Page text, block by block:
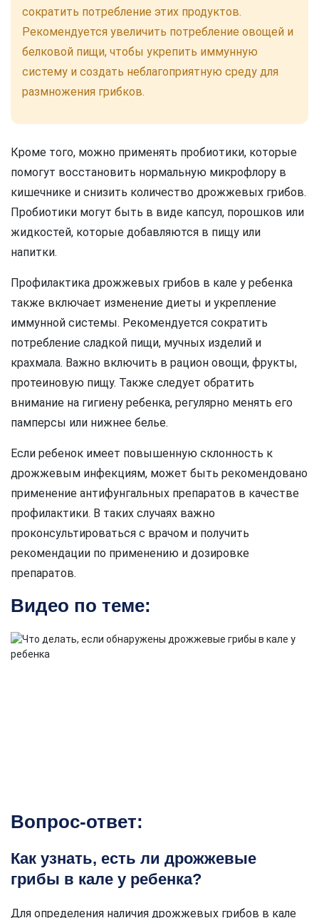
сократить потребление этих продуктов.
Рекомендуется увеличить потребление овощей и
белковой пищи, чтобы укрепить иммунную
систему и создать неблагоприятную среду для
размножения грибков.
Кроме того, можно применять пробиотики, которые
помогут восстановить нормальную микрофлору в
кишечнике и снизить количество дрожжевых грибов.
Пробиотики могут быть в виде капсул, порошков или
жидкостей, которые добавляются в пищу или
напитки.
Профилактика дрожжевых грибов в кале у ребенка
также включает изменение диеты и укрепление
иммунной системы. Рекомендуется сократить
потребление сладкой пищи, мучных изделий и
крахмала. Важно включить в рацион овощи, фрукты,
протеиновую пищу. Также следует обратить
внимание на гигиену ребенка, регулярно менять его
памперсы или нижнее белье.
Если ребенок имеет повышенную склонность к
дрожжевым инфекциям, может быть рекомендовано
применение антифунгальных препаратов в качестве
профилактики. В таких случаях важно
проконсультироваться с врачом и получить
рекомендации по применению и дозировке
препаратов.
Видео по теме:
Вопрос-ответ:
Как узнать, есть ли дрожжевые
грибы в кале у ребенка?
Для определения наличия дрожжевых грибов в кале